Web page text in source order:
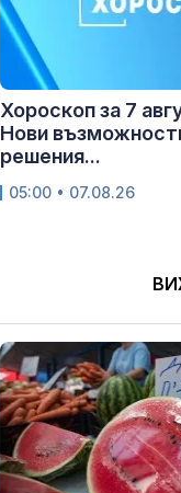
Хороскоп за 7
Нови
решения...
05:00 • 07.08.26